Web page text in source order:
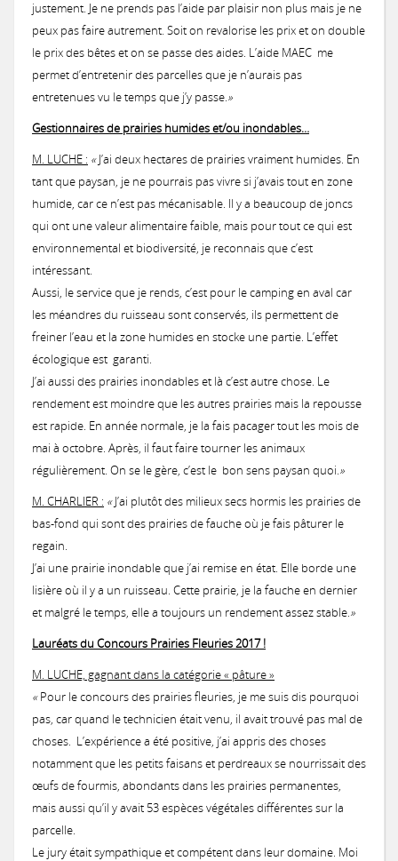
justement. Je ne prends pas l’aide par plaisir non plus mais je ne
peux pas faire autrement. Soit on revalorise les prix et on double
le prix des bêtes et on se passe des aides. L’aide MAEC me
permet d’entretenir des parcelles que je n’aurais pas
entretenues vu le temps que j’y passe.»
Gestionnaires de prairies humides et/ou inondables…
M. LUCHE : «J’ai deux hectares de prairies vraiment humides. En
tant que paysan, je ne pourrais pas vivre si j’avais tout en zone
humide, car ce n’est pas mécanisable. Il y a beaucoup de joncs
qui ont une valeur alimentaire faible, mais pour tout ce qui est
environnemental et biodiversité, je reconnais que c’est
intéressant.
Aussi, le service que je rends, c’est pour le camping en aval car
les méandres du ruisseau sont conservés, ils permettent de
freiner l’eau et la zone humides en stocke une partie. L’effet
écologique est garanti.
J’ai aussi des prairies inondables et là c’est autre chose. Le
rendement est moindre que les autres prairies mais la repousse
est rapide. En année normale, je la fais pacager tout les mois de
mai à octobre. Après, il faut faire tourner les animaux
régulièrement. On se le gère, c’est le bon sens paysan quoi.»
M. CHARLIER : «J’ai plutôt des milieux secs hormis les prairies de
bas-fond qui sont des prairies de fauche où je fais pâturer le
regain.
J’ai une prairie inondable que j’ai remise en état. Elle borde une
lisière où il y a un ruisseau. Cette prairie, je la fauche en dernier
et malgré le temps, elle a toujours un rendement assez stable.»
Lauréats du Concours Prairies Fleuries 2017 !
M. LUCHE, gagnant dans la catégorie « pâture »
«Pour le concours des prairies fleuries, je me suis dis pourquoi
pas, car quand le technicien était venu, il avait trouvé pas mal de
choses. L’expérience a été positive, j’ai appris des choses
notamment que les petits faisans et perdreaux se nourrissait des
œufs de fourmis, abondants dans les prairies permanentes,
mais aussi qu’il y avait 53 espèces végétales différentes sur la
parcelle.
Le jury était sympathique et compétent dans leur domaine. Moi